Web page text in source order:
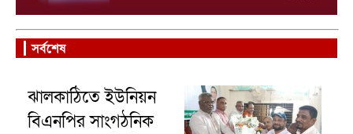
সর্বশেষ
ঝালকাঠিতে ইউনিয়ন
বিএনপির সাংগঠনিক